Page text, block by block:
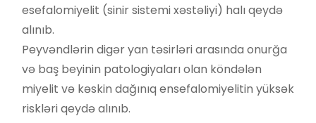
esefalomiyelit (sinir sistemi xəstəliyi) halı qeydə
alınıb.
Peyvəndlərin digər yan təsirləri arasında onurğa
və baş beyinin patologiyaları olan köndələn
miyelit və kəskin dağınıq ensefalomiyelitin yüksək
riskləri qeydə alınıb.